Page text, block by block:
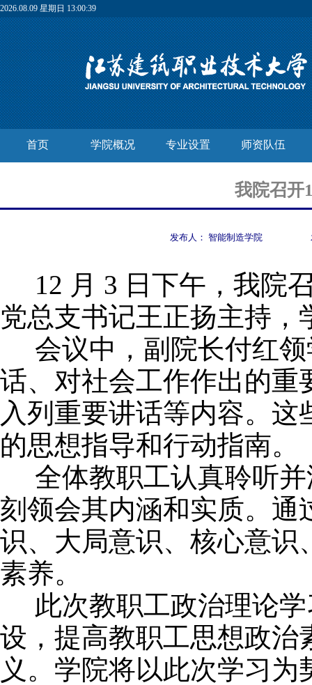
2026.08.09 星期日 13:00:40
首页 学院概况 专业设置 师资队伍
我院召开
发布人： 智能制造学院
12 月 3 日下午，我院
党总支书记王正扬主持
会议中，副院长付红
话、对社会工作作出的重
入列重要讲话等内容。
的思想指导和行动指南。
全体教职工认真聆听
刻领会其内涵和实质。通
识、大局意识、核心意识
素养。
此次教职工政治理论
设，提高教职工思想政治
义。学院将以此次学习